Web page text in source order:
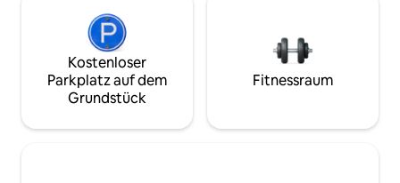
Kostenloser
Parkplatz auf dem
Grundstück
Fitnessraum